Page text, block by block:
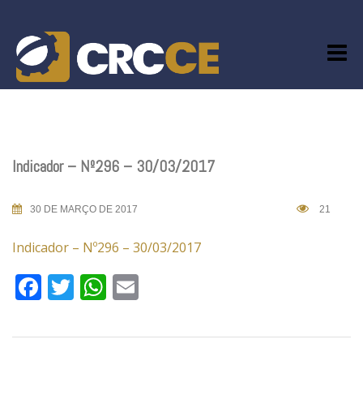
content
Indicador – Nº296 – 30/03/2017
30 DE MARÇO DE 2017 21
Indicador – Nº296 – 30/03/2017
Facebook
TwitterWhatsApp